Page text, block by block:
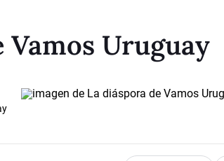
Vamos Uruguay